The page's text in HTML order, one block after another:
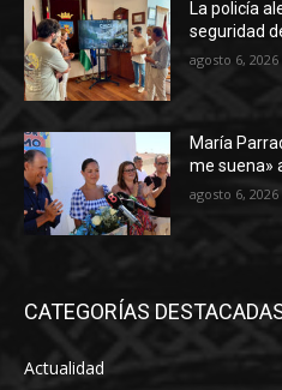
La policía
seguridad
agosto 6, 2026
María
me suena»
agosto 6, 2026
CATEGORÍAS
Actualidad